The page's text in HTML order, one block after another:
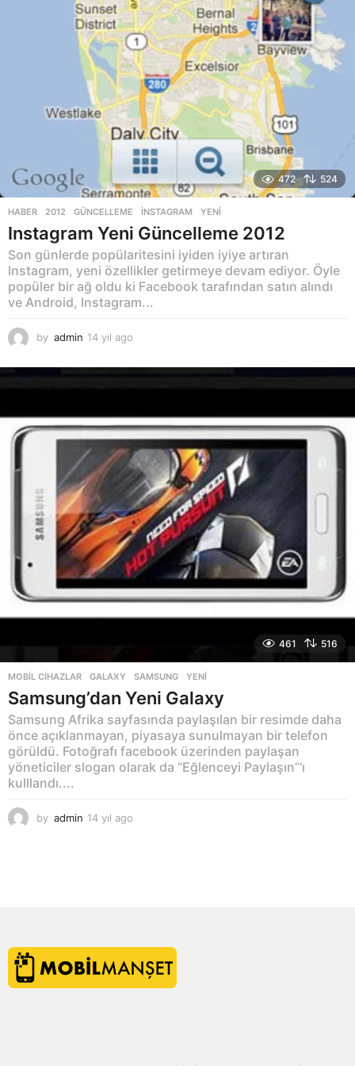
472 524
HABER 2012 ,GÜNCELLEME ,INSTAGRAM ,YENI
Instagram Yeni Güncelleme 2012
Son günlerde popülaritesini iyiden iyiye artıran
Instagram, yeni özellikler getirmeye devam ediyor. Öyle
popüler bir ağ oldu ki Facebook tarafından satın alındı
ve Android, Instagram...
by admin 14 yıl ago
y
g
o
461 516
MOBIL CIHAZLAR GALAXY ,SAMSUNG ,YENI
Samsung’dan Yeni Galaxy
Samsung Afrika sayfasında paylaşılan bir resimde daha
önce açıklanmayan, piyasaya sunulmayan bir telefon
görüldü. Fotoğrafı facebook üzerinden paylaşan
yöneticiler slogan olarak da “Eğlenceyi Paylaşın”‘ı
kulllandı....
by admin 14 yıl ago